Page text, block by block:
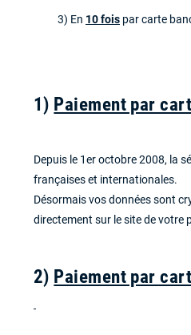
3) En 10 fois par carte
1) Paiement par
Depuis le 1er octobre 2008, la
françaises et internationales.
Désormais vos données sont
directement sur le site de votre
2) Paiement par